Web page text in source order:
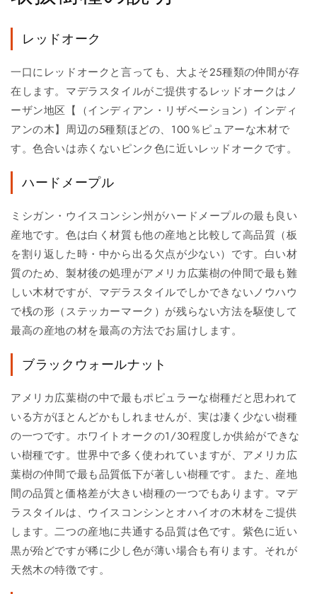
レッドオーク
一口にレッドオークと言っても、大よそ25種類の仲間が存
在します。マデラスタイルがご提供するレッドオークはノ
ーザン地区【（インディアン・リザベーション）インディ
アンの木】周辺の5種類ほどの、100％ピュアーな木材で
す。色合いは赤くないピンク色に近いレッドオークです。
ハードメープル
ミシガン・ウイスコンシン州がハードメープルの最も良い
産地です。色は白く材質も他の産地と比較して高品質（板
を割り返した時・中から出る欠点が少ない）です。白い材
質のため、製材後の処理がアメリカ広葉樹の仲間で最も難
しい木材ですが、マデラスタイルでしかできないノウハウ
で桟の形（ステッカーマーク）が残らない方法を駆使して
最高の産地の材を最高の方法でお届けします。
ブラックウォールナット
アメリカ広葉樹の中で最もポピュラーな樹種だと思われて
いる方がほとんどかもしれませんが、実は凄く少ない樹種
の一つです。ホワイトオークの1/30程度しか供給ができな
い樹種です。世界中で多く使われていますが、アメリカ広
葉樹の仲間で最も品質低下が著しい樹種です。また、産地
間の品質と価格差が大きい樹種の一つでもあります。マデ
ラスタイルは、ウイスコンシンとオハイオの木材をご提供
します。二つの産地に共通する品質は色です。紫色に近い
黒が殆どですが稀に少し色が薄い場合も有ります。それが
天然木の特徴です。